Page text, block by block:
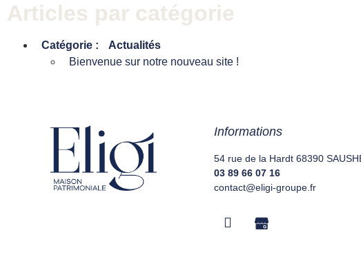
Articles par catégorie
Catégorie :
Actualités
Bienvenue sur notre nouveau site !
Informations
54 rue de la Hardt 68390
03 89 66 07 16
contact@eligi-groupe.fr